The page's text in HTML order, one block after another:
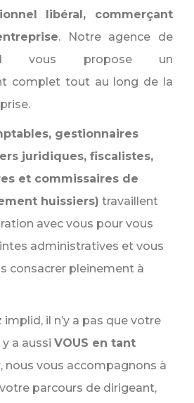
libéral, commerçant
. Notre agence de
vous propose un
complet tout au long de la
gestionnaires
juridiques, fiscalistes,
et commissaires de
huissiers) travaillent
avec vous pour vous
administratives et vous
consacrer pleinement à
il n’y a pas que votre
a aussi VOUS en tant
, nous vous accompagnons à
parcours de dirigeant,